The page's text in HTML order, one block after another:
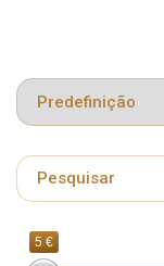
Classificar produtos
5 €